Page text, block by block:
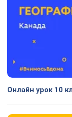
Онлайн урок 10